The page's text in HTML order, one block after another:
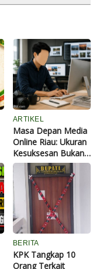
ARTIKEL
Masa Depan Media
Online Riau: Ukuran
Kesuksesan Bukan
Lagi Banyak
Pembaca dan
Jumlah Berita
BERITA
KPK Tangkap 10
Orang Terkait